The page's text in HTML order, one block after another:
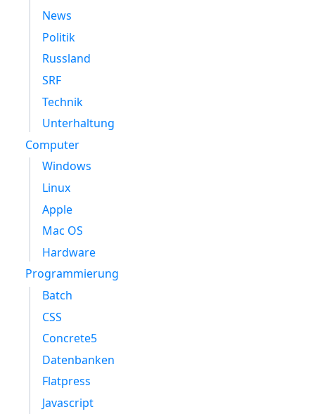
News
Politik
Russland
SRF
Technik
Unterhaltung
Computer
Windows
Linux
Apple
Mac OS
Hardware
Programmierung
Batch
CSS
Concrete5
Datenbanken
Flatpress
Javascript